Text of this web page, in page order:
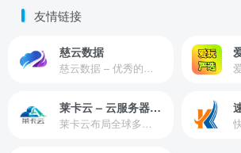
友情链接
慈云数据
慈云数据 – 优秀的云服务器服务商，提供最具有性价比的产品。慈云数据是开发者必不可少的良心云
莱卡云 – 云服务器提供商
莱卡云布局全球多个地理区域。提供服务有：境外云服务器、国内云服务器、独立服务器、服务器托管、CDN、SSL证书、游戏服务器等业务。